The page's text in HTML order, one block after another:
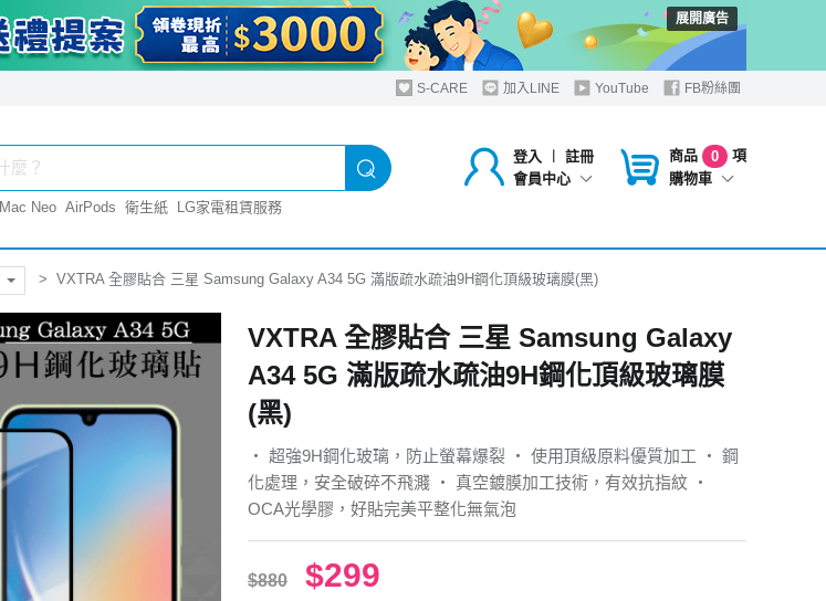
展開廣告
S-CARE 加入LINE YouTube FB粉絲團
登入 ︱
註冊
會員中心
商品 0
項
購物車
Mac Neo AirPods 衛生紙 LG家電租賃服務
VXTRA 全膠貼合 三星 Samsung Galaxy A34 5G 滿版疏水疏油9H鋼化頂級玻璃膜(黑)
VXTRA 全膠貼合 三星 Samsung Galaxy
A34 5G 滿版疏水疏油9H鋼化頂級玻璃膜
(黑)
‧ 超強9H鋼化玻璃，防止螢幕爆裂 ‧ 使用頂級原料優質加工 ‧ 鋼
化處理，安全破碎不飛濺 ‧ 真空鍍膜加工技術，有效抗指紋 ‧
OCA光學膠，好貼完美平整化無氣泡
$880 $299